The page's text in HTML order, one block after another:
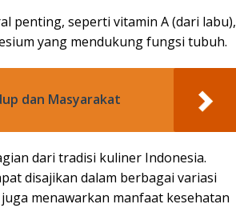
penting, seperti vitamin A (dari labu),
yang mendukung fungsi tubuh.
dan Masyarakat
dari tradisi kuliner Indonesia.
disajikan dalam berbagai variasi
menawarkan manfaat kesehatan